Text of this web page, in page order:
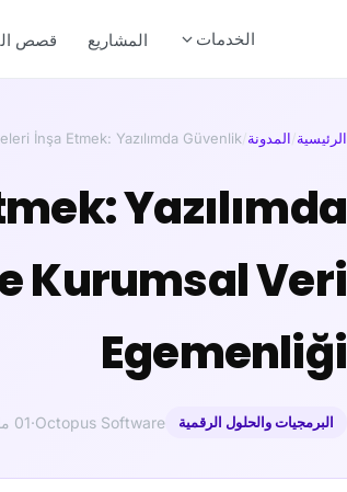
الخدمات المشاريع قصص
الرئيسية/المدونة/
İnşa Etmek: Yazılımda Güvenlik …
Yazılımda
Kurumsal Veri
Egemenliği
البرمجيات والحلول الرقمية Octopus Software
·01 مايو 2026